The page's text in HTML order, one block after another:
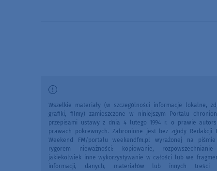
Wszelkie materiały (w szczególności informacje lokalne,
grafiki, filmy) zamieszczone w niniejszym Portalu
przepisami ustawy z dnia 4 lutego 1994 r. o prawie
prawach pokrewnych. Zabronione jest bez zgody Redakcji
Weekend FM/portalu weekendfm.pl wyrażonej na
rygorem nieważności: kopiowanie,
jakiekolwiek inne wykorzystywanie w całości lub we
informacji, danych, materiałów lub innych treści